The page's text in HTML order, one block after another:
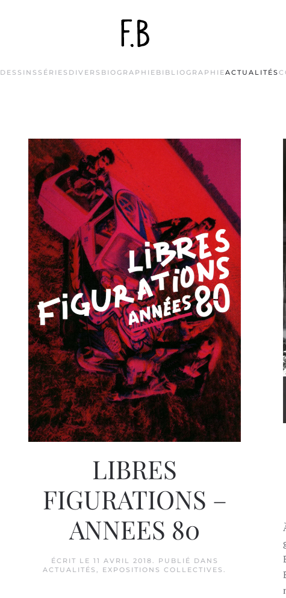
DESSINS SÉRIES DIVERS BIOGRAPHIE BIBLIOGRAPHIEACTUALITÉS
LIBRES
FIGURATIONS –
ANNEES 80
ÉCRIT LE 11 AVRIL 2018. PUBLIÉ DANS
ACTUALITÉS, EXPOSITIONS COLLECTIVES.